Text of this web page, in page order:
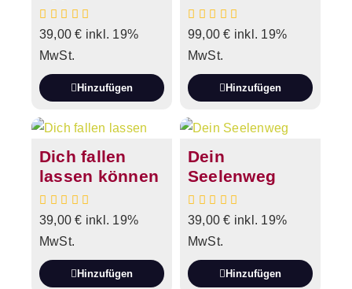
39,00€ inkl. 19%
MwSt.
Hinzufügen
99,00€ inkl. 19%
MwSt.
Hinzufügen
Dich fallen
lassen können
39,00€ inkl. 19%
MwSt.
Hinzufügen
Dein
Seelenweg
39,00€ inkl. 19%
MwSt.
Hinzufügen